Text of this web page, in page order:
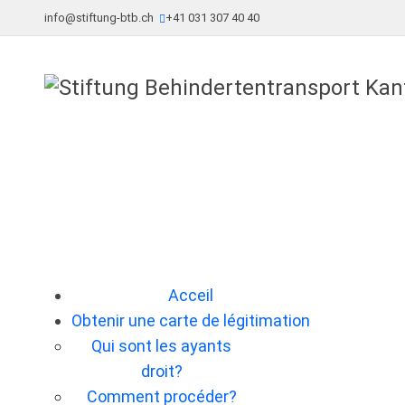
info@stiftung-btb.ch +41 031 307 40 40
Acceil
Obtenir une carte de légitimation
Qui sont les ayants
droit?
Comment procéder?